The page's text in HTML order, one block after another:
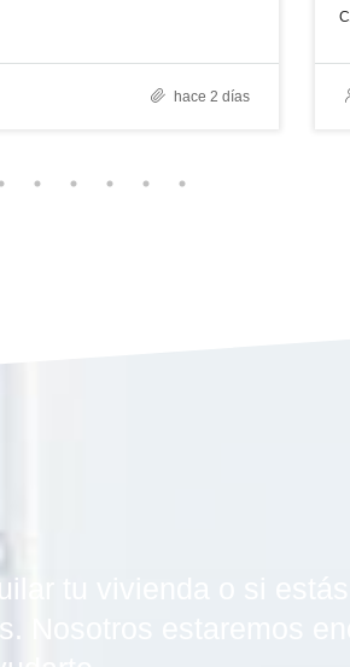
hace 2 días
tu vivienda o si estás
Nosotros estaremos